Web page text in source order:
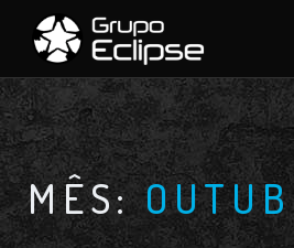
p
t
o
c
o
n
MÊS: